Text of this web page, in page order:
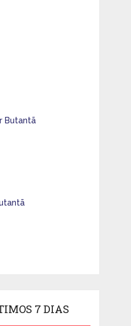
Butantã
7 DIAS